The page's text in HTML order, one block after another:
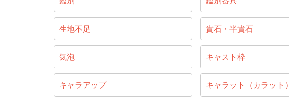
生地不足 貴石・半貴石
気泡 キャスト枠
キャラアップ キャラット（カラット）